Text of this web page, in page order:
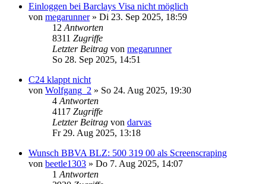
Einloggen bei Barclays Visa nicht möglich
von megarunner» Di 23. Sep 2025, 18:59
12 Antworten
8311 Zugriffe
Letzter Beitrag von megarunner
So 28. Sep 2025, 14:51
C24 klappt nicht
von Wolfgang_2 » So 24. Aug 2025, 19:30
4 Antworten
4117 Zugriffe
Letzter Beitrag von darvas
Fr 29. Aug 2025, 13:18
Wunsch BBVA BLZ: 500 319 00 als Screenscraping
von beetle1303 » Do 7. Aug 2025, 14:07
1 Antworten